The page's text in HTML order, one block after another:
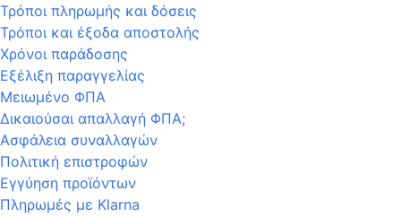
Τρόποι πληρωμής και δόσεις
Τρόποι και έξοδα αποστολής
Χρόνοι παράδοσης
Εξέλιξη παραγγελίας
Μειωμένο ΦΠΑ
Δικαιούσαι απαλλαγή ΦΠΑ;
Ασφάλεια συναλλαγών
Πολιτική επιστροφών
Εγγύηση προϊόντων
Πληρωμές με Klarna